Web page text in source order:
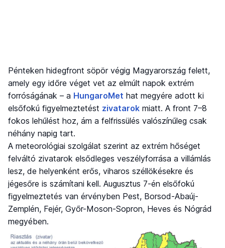
Pénteken hidegfront söpör végig Magyarország felett,
amely egy időre véget vet az elmúlt napok extrém
forróságának – a HungaroMet hat megyére adott ki
elsőfokú figyelmeztetést zivatarok miatt. A front 7–8
fokos lehűlést hoz, ám a felfrissülés valószínűleg csak
néhány napig tart.
A meteorológiai szolgálat szerint az extrém hőséget
felváltó zivatarok elsődleges veszélyforrása a villámlás
lesz, de helyenként erős, viharos széllökésekre és
jégesőre is számítani kell. Augusztus 7-én elsőfokú
figyelmeztetés van érvényben Pest, Borsod-Abaúj-
Zemplén, Fejér, Győr-Moson-Sopron, Heves és Nógrád
megyében.